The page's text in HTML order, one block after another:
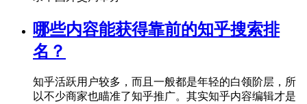
哪些内容能获得靠前的知乎搜索排
名？
知乎活跃用户较多，而且一般都是年轻的白领阶层，所
以不少商家也瞄准了知乎推广。其实知乎内容编辑才是